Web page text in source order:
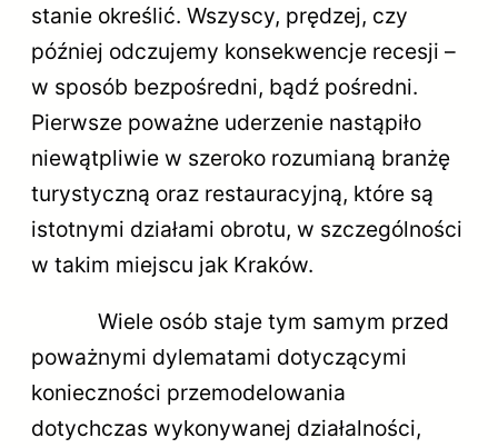
stanie określić. Wszyscy, prędzej, czy
później odczujemy konsekwencje recesji –
w sposób bezpośredni, bądź pośredni.
Pierwsze poważne uderzenie nastąpiło
niewątpliwie w szeroko rozumianą branżę
turystyczną oraz restauracyjną, które są
istotnymi działami obrotu, w szczególności
w takim miejscu jak Kraków.
Wiele osób staje tym samym przed
poważnymi dylematami dotyczącymi
konieczności przemodelowania
dotychczas wykonywanej działalności,